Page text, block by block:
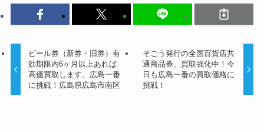
ビール券（新券・旧券）有
効期限内6ヶ月以上あれば
高価買取します。広島一番
に挑戦！広島県広島市南区
そごう発行の全国百貨店共
通商品券、買取強化中！今
日も広島一番の買取価格に
挑戦！